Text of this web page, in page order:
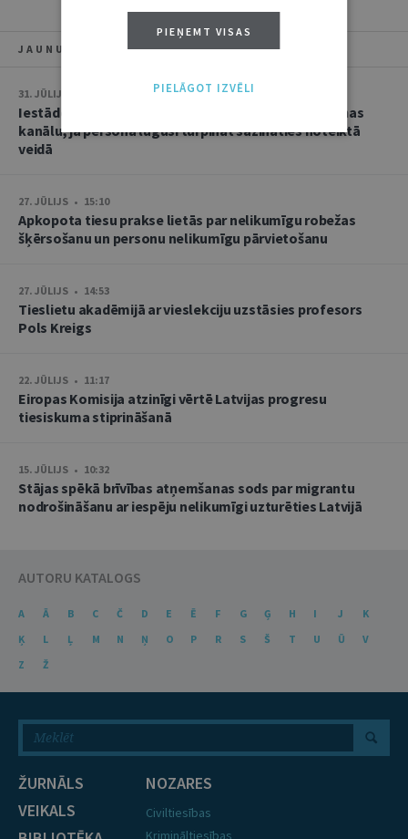
JAUNUMI
31. JŪLIJS • 08:46
Iestāde nevar bez brīdinājuma mainīt oficiālās saziņas
kanālu, ja persona lūgusi turpināt sazināties noteiktā
veidā
27. JŪLIJS • 15:10
Apkopota tiesu prakse lietās par nelikumīgu robežas
šķērsošanu un personu nelikumīgu pārvietošanu
27. JŪLIJS • 14:53
Tieslietu akadēmijā ar vieslekciju uzstāsies profesors
Pols Kreigs
22. JŪLIJS • 11:17
Eiropas Komisija atzinīgi vērtē Latvijas progresu
tiesiskuma stiprināšanā
15. JŪLIJS • 10:32
Stājas spēkā brīvības atņemšanas sods par migrantu
nodrošināšanu ar iespēju nelikumīgi uzturēties Latvijā
AUTORU KATALOGS
A Ā B C Č D E Ē F G Ģ H I J
K
Ķ
L Ļ M N Ņ O P R S Š T U Ū
V
Z
Ž
ŽURNĀLS
VEIKALS
NOZARES
Civiltiesības
Krimināltiesības
PIEŅEMT VISAS
PIELĀGOT IZVĒLI